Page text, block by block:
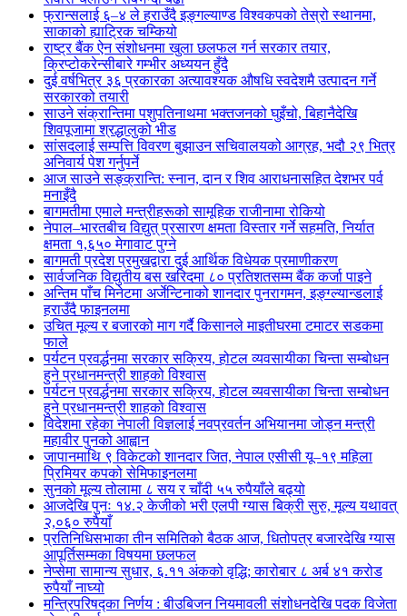
फ्रान्सलाई ६–४ ले हराउँदै इङ्गल्याण्ड विश्वकपको तेस्रो स्थानमा,
साकाको ह्याट्रिक चम्कियो
राष्ट्र बैंक ऐन संशोधनमा खुला छलफल गर्न सरकार तयार,
क्रिप्टोकरेन्सीबारे गम्भीर अध्ययन हुँदै
दुई वर्षभित्र ३६ प्रकारका अत्यावश्यक औषधि स्वदेशमै उत्पादन गर्ने
सरकारको तयारी
साउने संक्रान्तिमा पशुपतिनाथमा भक्तजनको घुइँचो, बिहानैदेखि
शिवपूजामा श्रद्धालुको भीड
सांसदलाई सम्पत्ति विवरण बुझाउन सचिवालयको आग्रह, भदौ २९ भित्र
अनिवार्य पेश गर्नुपर्ने
आज साउने सङ्क्रान्ति: स्नान, दान र शिव आराधनासहित देशभर पर्व
मनाइँदै
बागमतीमा एमाले मन्त्रीहरूको सामूहिक राजीनामा रोकियो
नेपाल–भारतबीच विद्युत् प्रसारण क्षमता विस्तार गर्ने सहमति, निर्यात
क्षमता १,६५० मेगावाट पुग्ने
बागमती प्रदेश प्रमुखद्वारा दुई आर्थिक विधेयक प्रमाणीकरण
सार्वजनिक विद्युतीय बस खरिदमा ८० प्रतिशतसम्म बैंक कर्जा पाइने
अन्तिम पाँच मिनेटमा अर्जेन्टिनाको शानदार पुनरागमन, इङ्ग्ल्यान्डलाई
हराउँदै फाइनलमा
उचित मूल्य र बजारको माग गर्दै किसानले माइतीघरमा टमाटर सडकमा
फाले
पर्यटन प्रवर्द्धनमा सरकार सक्रिय, होटल व्यवसायीका चिन्ता सम्बोधन
हुने प्रधानमन्त्री शाहको विश्वास
पर्यटन प्रवर्द्धनमा सरकार सक्रिय, होटल व्यवसायीका चिन्ता सम्बोधन
हुने प्रधानमन्त्री शाहको विश्वास
विदेशमा रहेका नेपाली विज्ञलाई नवप्रवर्तन अभियानमा जोड्न मन्त्री
महावीर पुनको आह्वान
जापानमाथि ९ विकेटको शानदार जित, नेपाल एसीसी यू–१९ महिला
प्रिमियर कपको सेमिफाइनलमा
सुनको मूल्य तोलामा ८ सय र चाँदी ५५ रुपैयाँले बढ्यो
आजदेखि पुनः १४.२ केजीको भरी एलपी ग्यास बिक्री सुरु, मूल्य यथावत्
२,०६० रुपैयाँ
प्रतिनिधिसभाका तीन समितिको बैठक आज, धितोपत्र बजारदेखि ग्यास
आपूर्तिसम्मका विषयमा छलफल
नेप्सेमा सामान्य सुधार, ६.११ अंकको वृद्धि; कारोबार ८ अर्ब ४१ करोड
रुपैयाँ नाघ्यो
मन्त्रिपरिषद्का निर्णय : बीउबिजन नियमावली संशोधनदेखि पदक विजेता